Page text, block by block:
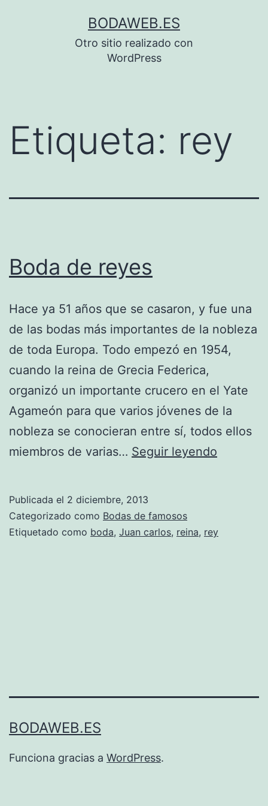
BODAWEB.ES
Otro sitio realizado con
WordPress
Etiqueta: rey
Boda de reyes
Hace ya 51 años que se casaron, y fue una
de las bodas más importantes de la nobleza
de toda Europa. Todo empezó en 1954,
cuando la reina de Grecia Federica,
organizó un importante crucero en el Yate
Agameón para que varios jóvenes de la
nobleza se conocieran entre sí, todos ellos
miembros de varias… Seguir leyendo
Publicada el 2 diciembre, 2013
Categorizado como Bodas de famosos
Etiquetado como boda, Juan carlos, reina, rey
BODAWEB.ES
Funciona gracias a WordPress.